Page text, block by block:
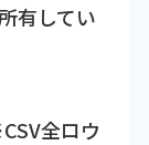
有してい
全ロウ